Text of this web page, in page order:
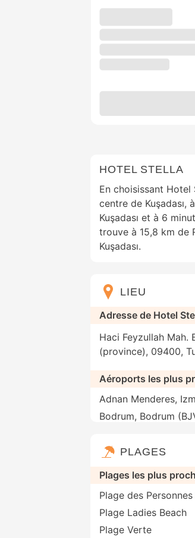
HOTEL STELLA
En choisissant
centre de Kuşadası,
Kuşadası et à 6
trouve à 15,8 km de
Kuşadası.
LIEU
Adresse de Hotel
Haci Feyzullah Mah.
(province), 09400,
Aéroports les plus
Adnan Menderes,
Bodrum, Bodrum
PLAGES
Plages les plus
Plage des
Plage Ladies Beach
Plage Verte